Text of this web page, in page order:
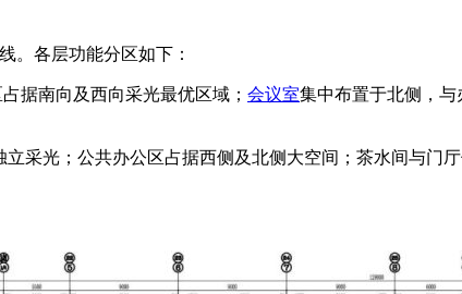
。各层功能分区如下：
据南向及西向采光最优区域； 会议室集中布置于北侧，
采光；公共办公区占据西侧及北侧大空间；茶水间与门